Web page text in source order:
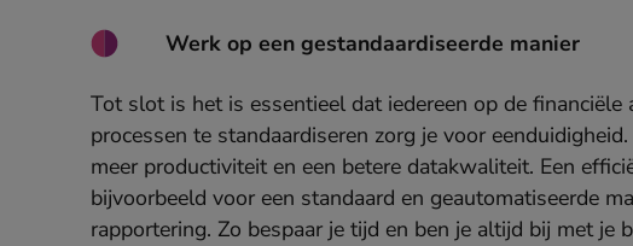
Werk op een gestandaardiseerde manier
Tot slot is het is essentieel dat iedereen op de
processen te standaardiseren zorg je voor
meer productiviteit en een betere datakwaliteit. Een
bijvoorbeeld voor een standaard en geautomatiseerde
rapportering. Zo bespaar je tijd en ben je altijd bij met je